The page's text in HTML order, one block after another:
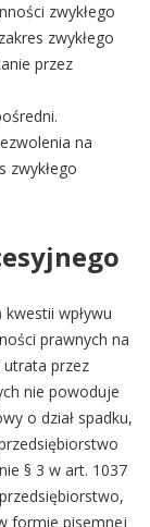
zwykłego
zwykłego
przez
na
zwykłego
kwestii wpływu
prawnych na
utrata przez
nie powoduje
o dział spadku,
§ 3 w art. 1037
formie pisemnej